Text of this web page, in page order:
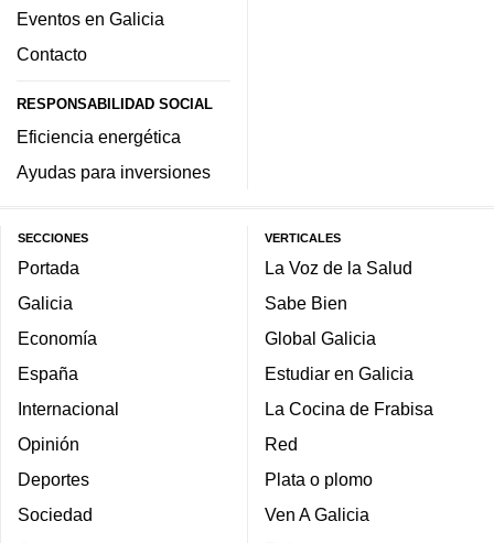
Eventos en Galicia
Contacto
RESPONSABILIDAD SOCIAL
Eficiencia energética
Ayudas para inversiones
SECCIONES
Portada
Galicia
Economía
España
Internacional
Opinión
Deportes
Sociedad
VERTICALES
La Voz de la Salud
Sabe Bien
Global Galicia
Estudiar en Galicia
La Cocina de Frabisa
Red
Plata o plomo
Ven A Galicia